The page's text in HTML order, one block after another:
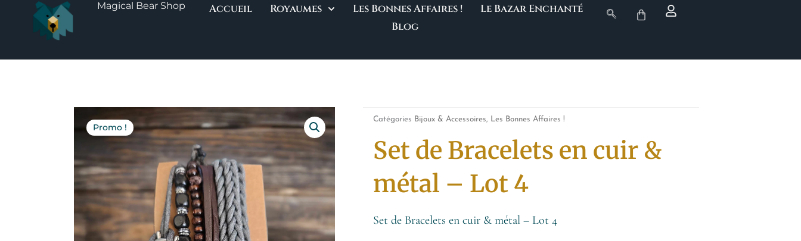
Magical Bear Shop Accueil Royaumes Les Bonnes Affaires !
Le Bazar Enchanté
Blog
Promo !
Catégories Bijoux & Accessoires, Les Bonnes Affaires !
Set de Bracelets en cuir &
métal – Lot 4
Set de Bracelets en cuir & métal – Lot 4